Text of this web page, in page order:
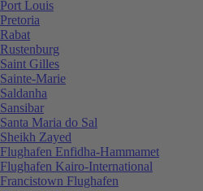
Port Louis
Pretoria
Rabat
Rustenburg
Saint Gilles
Sainte-Marie
Saldanha
Sansibar
Santa Maria do Sal
Sheikh Zayed
Flughafen Enfidha-Hammamet
Flughafen Kairo-International
Francistown Flughafen